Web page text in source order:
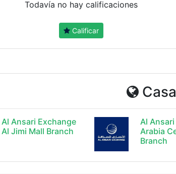
Todavía no hay calificaciones
Calificar
Al Ansari Exchange
Al Jimi Mall Branch
Al
Arabia
Branch